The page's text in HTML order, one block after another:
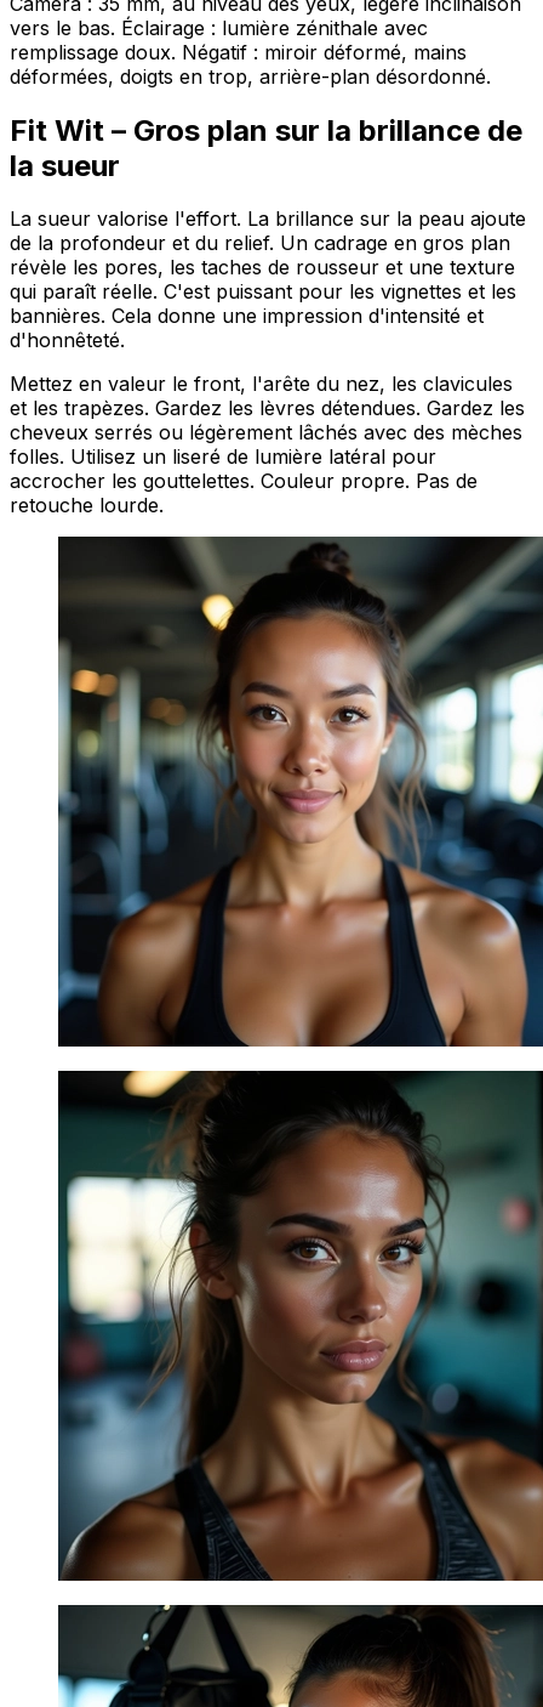
vers le bas. Éclairage : lumière zénithale avec
remplissage doux. Négatif : miroir déformé, mains
déformées, doigts en trop, arrière-plan désordonné.
Fit Wit – Gros plan sur la brillance de
la sueur
La sueur valorise l'effort. La brillance sur la peau ajoute
de la profondeur et du relief. Un cadrage en gros plan
révèle les pores, les taches de rousseur et une texture
qui paraît réelle. C'est puissant pour les vignettes et les
bannières. Cela donne une impression d'intensité et
d'honnêteté.
Mettez en valeur le front, l'arête du nez, les clavicules
et les trapèzes. Gardez les lèvres détendues. Gardez les
cheveux serrés ou légèrement lâchés avec des mèches
folles. Utilisez un liseré de lumière latéral pour
accrocher les gouttelettes. Couleur propre. Pas de
retouche lourde.